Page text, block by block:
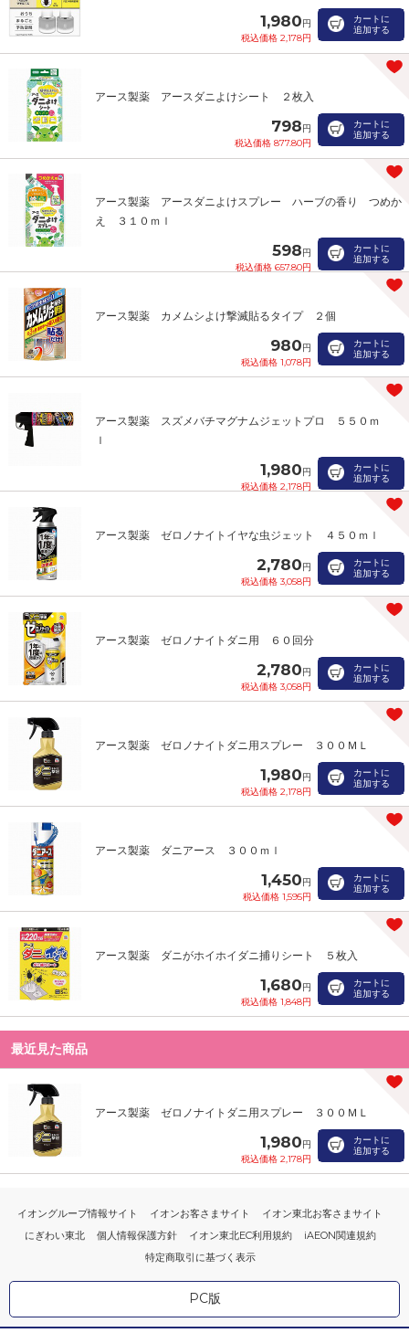
1,980円
税込価格 2,178円
カートに
追加する
アース製薬 アースダニよけシート ２枚入
798円
税込価格 877.80円
カートに
追加する
アース製薬 アースダニよけスプレー ハーブの香り つめか
え ３１０ｍｌ
598円
税込価格 657.80円
カートに
追加する
アース製薬 カメムシよけ撃滅貼るタイプ ２個
980円
税込価格 1,078円
カートに
追加する
アース製薬 スズメバチマグナムジェットプロ ５５０ｍ
ｌ
1,980円
税込価格 2,178円
カートに
追加する
アース製薬 ゼロノナイトイヤな虫ジェット ４５０ｍｌ
2,780円
税込価格 3,058円
カートに
追加する
アース製薬 ゼロノナイトダニ用 ６０回分
2,780円
税込価格 3,058円
カートに
追加する
アース製薬 ゼロノナイトダニ用スプレー ３００ＭＬ
1,980円
税込価格 2,178円
カートに
追加する
アース製薬 ダニアース ３００ｍｌ
1,450円
税込価格 1,595円
カートに
追加する
アース製薬 ダニがホイホイダニ捕りシート ５枚入
1,680円
税込価格 1,848円
カートに
追加する
最近見た商品
アース製薬 ゼロノナイトダニ用スプレー ３００ＭＬ
1,980円
税込価格 2,178円
カートに
追加する
イオングループ情報サイト イオンお客さまサイト
イオン東北お客さまサイト
にぎわい東北
個人情報保護方針 イオン東北EC利用規約
iAEON関連規約
特定商取引に基づく表示
PC版